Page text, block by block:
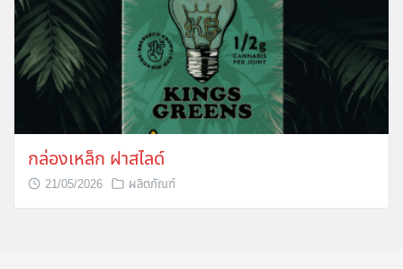
กล่องเหล็ก ฝาสไลด์
21/05/2026 ผลิตภัณฑ์